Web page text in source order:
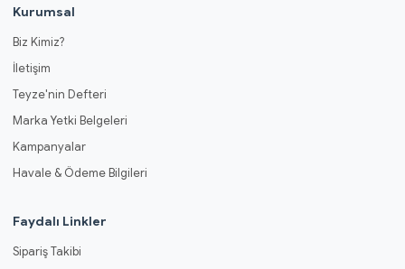
Kurumsal
Biz Kimiz?
İletişim
Teyze'nin Defteri
Marka Yetki Belgeleri
Kampanyalar
Havale & Ödeme Bilgileri
Faydalı Linkler
Sipariş Takibi